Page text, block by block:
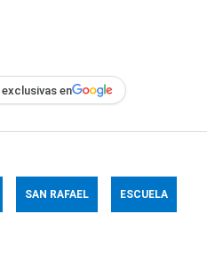
en
SAN RAFAEL ESCUELA